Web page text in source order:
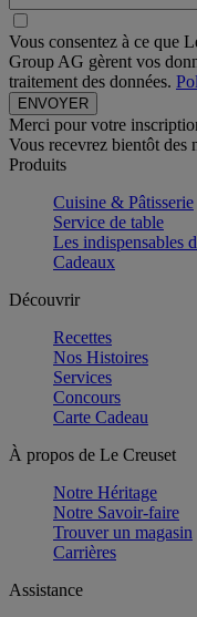
Vous consentez à ce que
Group AG gèrent vos
traitement des données.
Merci pour votre
Vous recevrez bientôt des
Produits
Cuisine & Pâtisserie
Service de table
Les indispensables
Cadeaux
Découvrir
Recettes
Nos Histoires
Services
Concours
Carte Cadeau
À propos de Le Creuset
Notre Héritage
Notre Savoir-faire
Trouver un magasin
Carrières
Assistance